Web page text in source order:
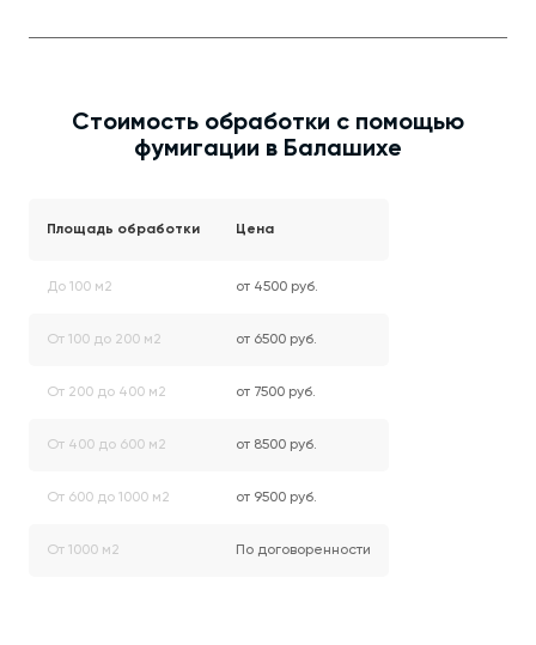
Стоимость обработки с помощью
фумигации в Балашихе
Площадь обработки Цена
До 100 м2 от 4500 руб.
От 100 до 200 м2 от 6500 руб.
От 200 до 400 м2 от 7500 руб.
От 400 до 600 м2 от 8500 руб.
От 600 до 1000 м2 от 9500 руб.
От 1000 м2 По договоренности